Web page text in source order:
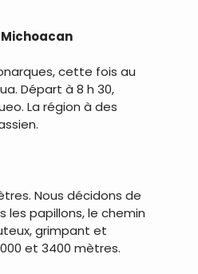
Michoacan
cette fois au
Départ à 8 h 30,
La région à des
Nous décidons de
les papillons, le chemin
grimpant et
et 3400 mètres.